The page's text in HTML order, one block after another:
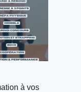
à vos